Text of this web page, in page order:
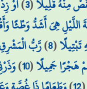
مِنْهُ قَلِيلًا(
3
)أَوْ
اللَّيْلِ هِيَ أَشَدُّ وَطْئًا
(
8
)رَّبُّ
هَجْرًا جَمِيلًا(
10
)